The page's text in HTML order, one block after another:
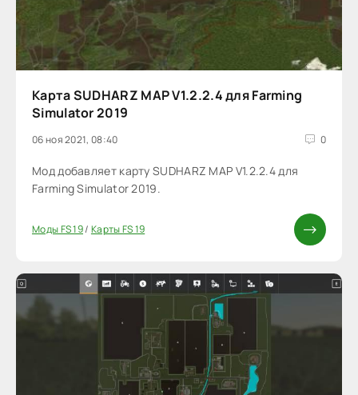
Карта SUDHARZ MAP V1.2.2.4 для Farming
Simulator 2019
06 ноя 2021, 08:40 0
Мод добавляет карту SUDHARZ MAP V1.2.2.4 для
Farming Simulator 2019.
Моды FS 19/ Карты FS 19